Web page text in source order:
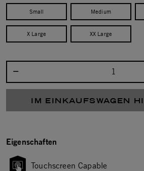
Small Medium
X Large XX Large
IM EINKAUFSWAGEN
Eigenschaften
Touchscreen Capable